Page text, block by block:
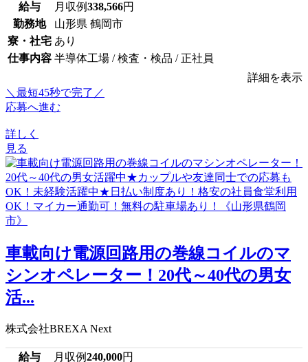
給与 月収例338,566円
勤務地
山形県 鶴岡市
寮・社宅 あり
仕事内容 半導体工場 / 検査・検品 / 正社員
詳細を表示
＼最短45秒で完了／
応募へ進む
詳しく
見る
車載向け電源回路用の巻線コイルのマ
シンオペレーター！20代～40代の男女
活...
株式会社BREXA Next
給与 月収例240,000円